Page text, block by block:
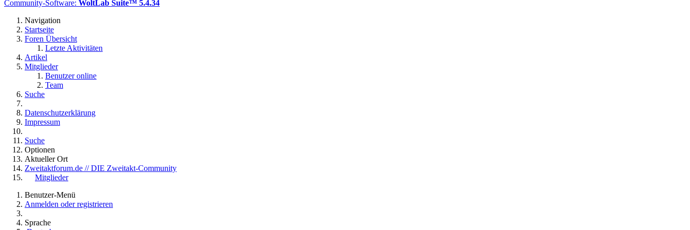
Community-Software: WoltLab Suite™ 5.4.34
Navigation
Startseite
Foren Übersicht
Letzte Aktivitäten
Artikel
Mitglieder
Benutzer online
Team
Suche
Datenschutzerklärung
Impressum
Suche
Optionen
Aktueller Ort
Zweitaktforum.de // DIE Zweitakt-Community
Mitglieder
Benutzer-Menü
Anmelden oder registrieren
Sprache